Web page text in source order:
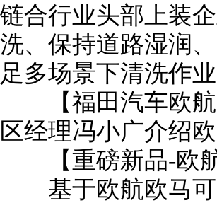
链合行业头部上装
洗、保持道路湿润
足多场景下清洗作
【福田汽车欧航
区经理冯小广介绍
【重磅新品-欧航
基于欧航欧马可